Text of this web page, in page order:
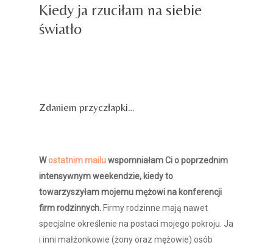
Kiedy ja rzuciłam na siebie
światło
Zdaniem przyczłapki…
Wostatnim mailuwspomniałam Ci o poprzednim
intensywnym weekendzie, kiedy to
towarzyszyłam mojemu mężowi na konferencji
firm rodzinnych. Firmy rodzinne mają nawet
specjalne określenie na postaci mojego pokroju. Ja
i inni małżonkowie (żony oraz mężowie) osób